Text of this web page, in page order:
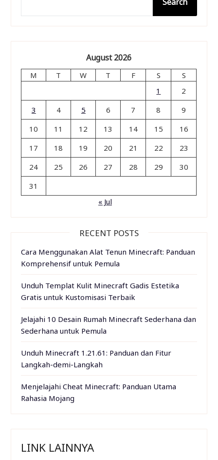
Search
August 2026
M T W T F S
S
1
2
3
4 5 6 7 8
9
10
11 12 13 14 15
16
17
18 19 20 21 22
23
24
25 26 27 28 29
30
31
« Jul
RECENT POSTS
Cara Menggunakan Alat Tenun Minecraft: Panduan
Komprehensif untuk Pemula
Unduh Templat Kulit Minecraft Gadis Estetika
Gratis untuk Kustomisasi Terbaik
Jelajahi 10 Desain Rumah Minecraft Sederhana dan
Sederhana untuk Pemula
Unduh Minecraft 1.21.61: Panduan dan Fitur
Langkah-demi-Langkah
Menjelajahi Cheat Minecraft: Panduan Utama
Rahasia Mojang
LINK LAINNYA